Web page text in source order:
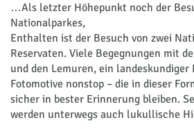
…Als letzter Höhepunkt noch der
Nationalparkes,
Enthalten ist der Besuch von zwei
Reservaten. Viele Begegnungen mit
und den Lemuren, ein landeskundiger
Fotomotive nonstop – die in dieser
sicher in bester Erinnerung bleiben.
werden unterwegs auch lukullische